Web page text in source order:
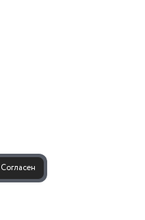
Согласен